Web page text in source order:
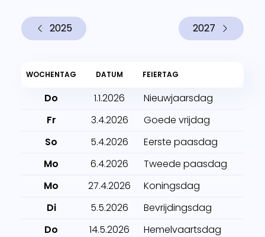
2025 2027
WOCHENTAG DATUM FEIERTAG
Do 1.1.2026
Nieuwjaarsdag
Fr
3.4.2026
Goede vrijdag
So
5.4.2026
Eerste paasdag
Mo
6.4.2026
Tweede paasdag
Mo
27.4.2026
Koningsdag
Di
5.5.2026
Bevrijdingsdag
Do
14.5.2026
Hemelvaartsdag